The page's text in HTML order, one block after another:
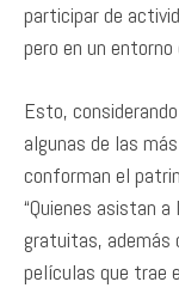
participar de
pero en un
Esto,
algunas de las
conforman el
“Quienes asistan
gratuitas, además
películas que trae